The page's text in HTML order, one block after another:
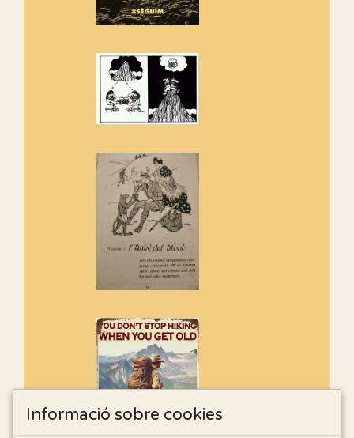
Els Centpeus estem implicats
de l'entorn de Sant Aniol
Informació sobre cookies